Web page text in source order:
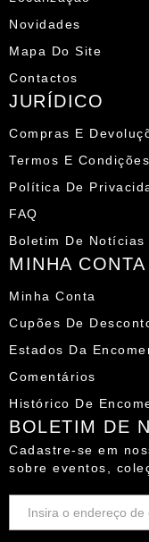
Novidades
Mapa Do Site
Contactos
JURÍDICO
Compras E
Termos E Condições
Política De
FAQ
Boletim De Notícias
MINHA CONTA
Minha Conta
Cupões De
Estados Da
Comentários
Histórico De
BOLETIM DE
Cadastre-se em
sobre eventos,